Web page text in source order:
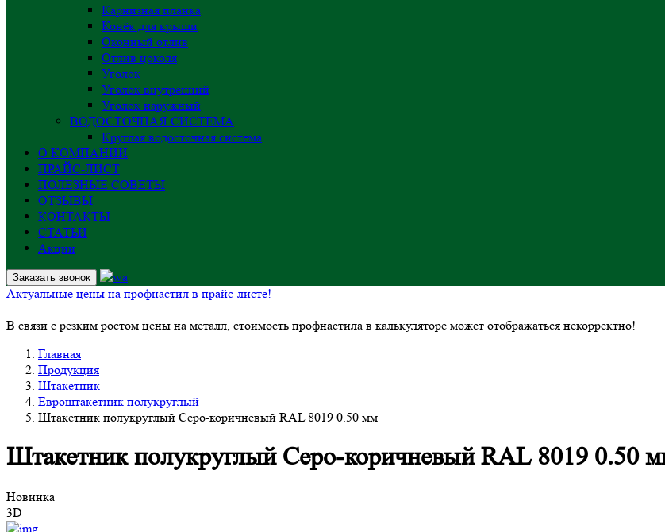
Карнизная планка
Конёк для крыши
Оконный отлив
Отлив цоколя
Уголок
Уголок внутренний
Уголок наружный
ВОДОСТОЧНАЯ СИСТЕМА
Круглая водосточная система
О КОМПАНИИ
ПРАЙС-ЛИСТ
ПОЛЕЗНЫЕ СОВЕТЫ
ОТЗЫВЫ
КОНТАКТЫ
СТАТЬИ
Акции
Заказать звонок
Актуальные цены на профнастил в прайс-листе!
В связи с резким ростом цены на металл, стоимость профнастила в калькуляторе может отображаться некорректно!
Главная
Продукция
Штакетник
Евроштакетник полукруглый
Штакетник полукруглый Серо-коричневый RAL 8019 0.50 мм
Штакетник полукруглый Серо-коричневый RAL 8019 0.50
Новинка
3D